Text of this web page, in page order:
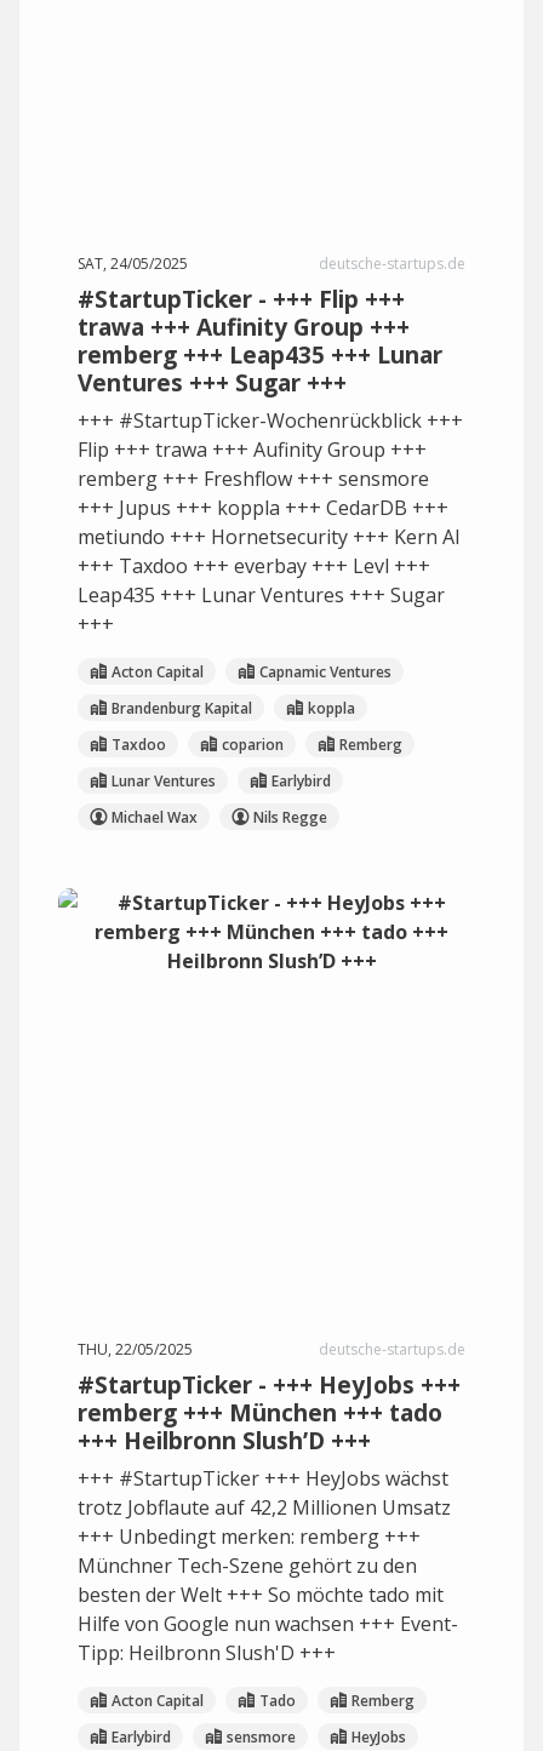
SAT, 24/05/2025 deutsche-startups.de
#StartupTicker - +++ Flip +++
trawa +++ Aufinity Group +++
remberg +++ Leap435 +++ Lunar
Ventures +++ Sugar +++
+++ #StartupTicker-Wochenrückblick +++
Flip +++ trawa +++ Aufinity Group +++
remberg +++ Freshflow +++ sensmore
+++ Jupus +++ koppla +++ CedarDB +++
metiundo +++ Hornetsecurity +++ Kern AI
+++ Taxdoo +++ everbay +++ Levl +++
Leap435 +++ Lunar Ventures +++ Sugar
+++
Acton Capital
Capnamic Ventures
Brandenburg Kapital
koppla
Taxdoo
coparion
Remberg
Lunar Ventures
Earlybird
Michael Wax
Nils Regge
THU, 22/05/2025 deutsche-startups.de
#StartupTicker - +++ HeyJobs +++
remberg +++ München +++ tado
+++ Heilbronn Slush’D +++
+++ #StartupTicker +++ HeyJobs wächst
trotz Jobflaute auf 42,2 Millionen Umsatz
+++ Unbedingt merken: remberg +++
Münchner Tech-Szene gehört zu den
besten der Welt +++ So möchte tado mit
Hilfe von Google nun wachsen +++ Event-
Tipp: Heilbronn Slush'D +++
Acton Capital Tado
Remberg
Earlybird
sensmore
HeyJobs